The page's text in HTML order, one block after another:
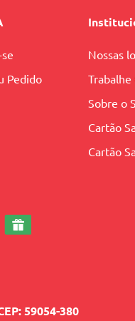
Pedido
Nossas
Trabalhe
Sobre o
Cartão
Cartão
59054-380